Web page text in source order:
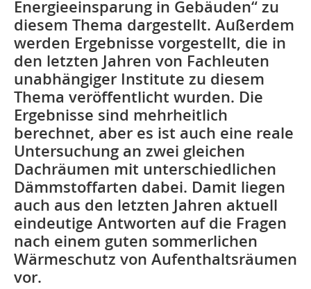
Energieeinsparung in Gebäuden“ zu
diesem Thema dargestellt. Außerdem
werden Ergebnisse vorgestellt, die in
den letzten Jahren von Fachleuten
unabhängiger Institute zu diesem
Thema veröffentlicht wurden. Die
Ergebnisse sind mehrheitlich
berechnet, aber es ist auch eine reale
Untersuchung an zwei gleichen
Dachräumen mit unterschiedlichen
Dämmstoffarten dabei. Damit liegen
auch aus den letzten Jahren aktuell
eindeutige Antworten auf die Fragen
nach einem guten sommerlichen
Wärmeschutz von Aufenthaltsräumen
vor.